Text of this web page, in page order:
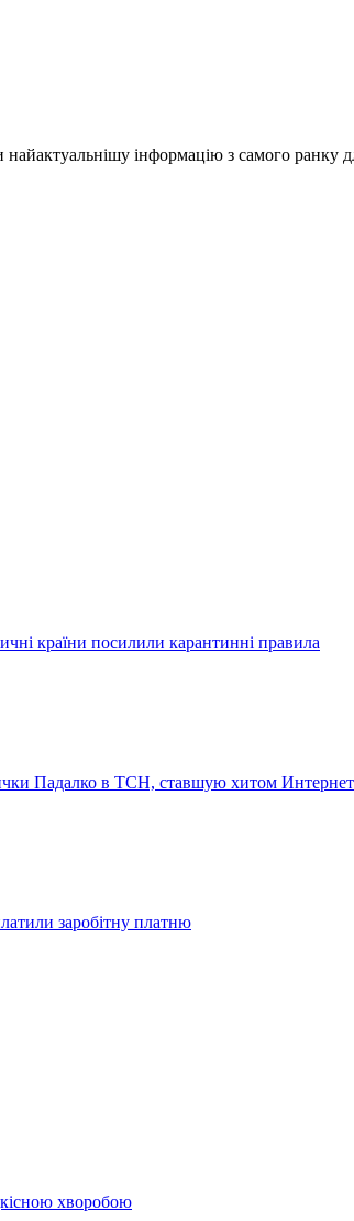
інформацію з самого ранку
країни посилили карантинні правила
Падалко в ТСН, ставшую хитом
заробітну платню
хворобою